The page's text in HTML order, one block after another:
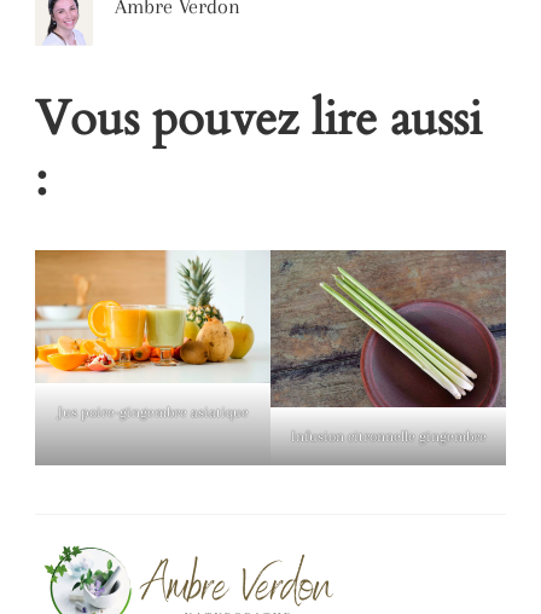
Ambre Verdon
Vous pouvez lire aussi
:
Jus poire-gingembre asiatique
Infusion citronnelle gingembre